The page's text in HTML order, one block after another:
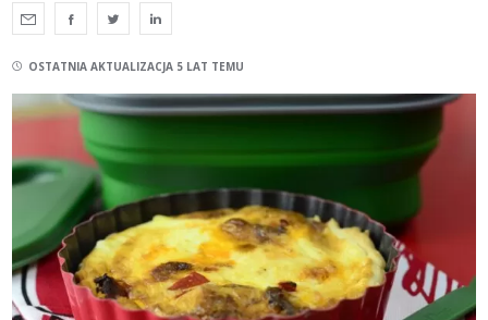
OSTATNIA AKTUALIZACJA 5 LAT TEMU